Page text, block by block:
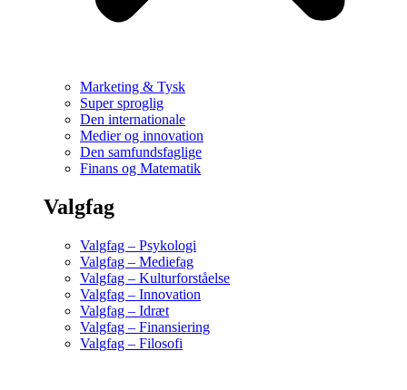
Marketing & Tysk
Super sproglig
Den internationale
Medier og innovation
Den samfundsfaglige
Finans og Matematik
Valgfag
Valgfag – Psykologi
Valgfag – Mediefag
Valgfag – Kulturforståelse
Valgfag – Innovation
Valgfag – Idræt
Valgfag – Finansiering
Valgfag – Filosofi